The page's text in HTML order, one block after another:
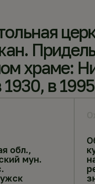
храме:
1930, в
обл.,
мун.